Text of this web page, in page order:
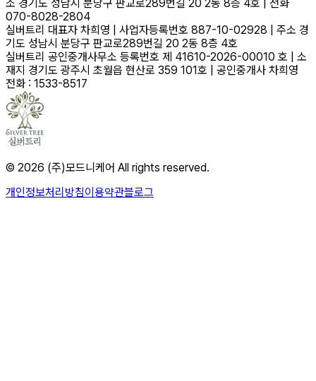
소 경기도 성남시 분당구 판교로289번길 20 2동 8층 4호
전화
070-8028-2804
실버트리 대표자 차희영 사업자등록번호 887-10-02928 주소 경
기도 성남시 분당구 판교로289번길 20 2동 8층 4호
실버트리 공인중개사무소 등록번호 제 41610-2026-00010 호
소
재지 경기도 광주시 초월읍 현산로 359 101호 공인중개사 차희영
전화 : 1533-8517
© 2026 (주)모드니케어 All rights reserved.
개인정보처리방침이용약관블로그